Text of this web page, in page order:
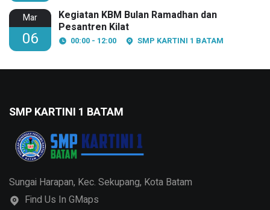
Mar
06
Kegiatan KBM Bulan Ramadhan dan
Pesantren Kilat
00:00 - 12:00 SMP KARTINI 1 BATAM
SMP KARTINI 1 BATAM
Sungai Harapan, Kec. Sekupang, Kota Batam
Find Us In GMaps